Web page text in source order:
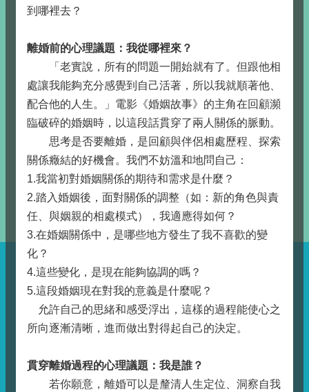
到哪裡去？
離婚前的心理議題：我從哪裡來？
「老實說，所有的問題一開始就有了。但跟他相
處讓我能夠充分感覺到自己活著，所以我就順著他、
配合他的人生。」電影《婚姻故事》的主角在回顧瀕
臨破碎的婚姻時，以這段話貫穿了兩人關係的脈動。
思考是否要離婚，是回顧與伴侶相處歷程、探索
關係癥結的好機會。我們不妨溫和地問自己：
1.我當初對婚姻關係的期待和需求是什麼？
2.踏入婚姻後，面對關係的調整（如：新的角色與責
任、與姻親的相處模式），我適應得如何？
3.在婚姻關係中，是哪些地方發生了我不喜歡的變
化？
4.這些變化，是現在能夠協調的嗎？
5.這段婚姻現在對我的意義是什麼呢？
允許自己的思緒和感受浮出，這樣的過程能使心之
所向逐漸清晰，進而做出對得起自己的決定。
貫穿離婚過程的心理議題：我是誰？
若你願意，離婚可以是釐清人生定位、洞察自我